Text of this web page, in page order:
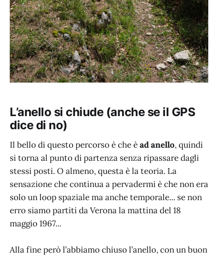
L’anello si chiude (anche se il GPS
dice di no)
Il bello di questo percorso è che èad anello, quindi
si torna al punto di partenza senza ripassare dagli
stessi posti. O almeno, questa è la teoria. La
sensazione che continua a pervadermi è che non era
solo un loop spaziale ma anche temporale... se non
erro siamo partiti da Verona la mattina del 18
maggio 1967...
Alla fine però l’abbiamo chiuso l’anello, con un buon